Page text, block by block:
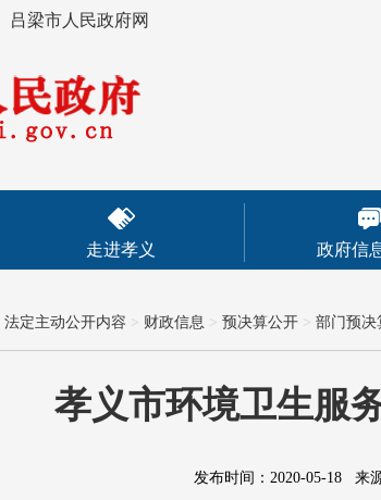
吕梁市人民政府网
走进孝义 政府信
法定主动公开内容 > 财政信息 > 预决算公开 > 部门预决
孝义市环境卫生服
发布时间：2020-05-18 来